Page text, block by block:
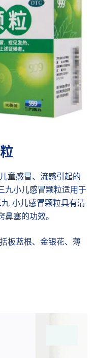
童感冒、流感引起的
九小儿感冒颗粒适用于
小儿感冒颗粒具有清
塞的功效。
板蓝根、金银花、薄